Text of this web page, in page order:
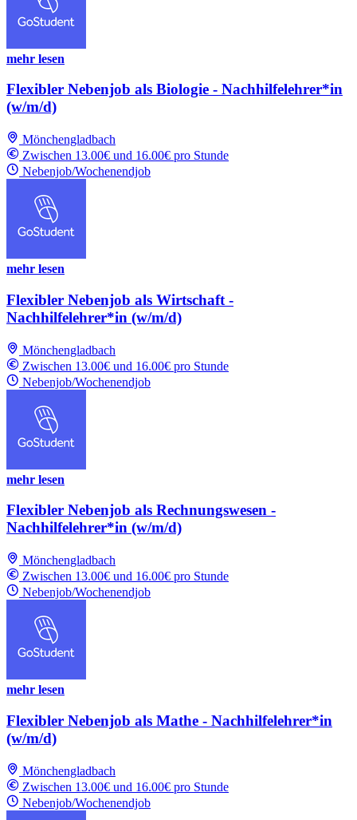
mehr lesen
Flexibler Nebenjob als Biologie - Nachhilfelehrer*in
(w/m/d)
Mönchengladbach
Zwischen 13.00€ und 16.00€ pro Stunde
Nebenjob/Wochenendjob
mehr lesen
Flexibler Nebenjob als Wirtschaft -
Nachhilfelehrer*in (w/m/d)
Mönchengladbach
Zwischen 13.00€ und 16.00€ pro Stunde
Nebenjob/Wochenendjob
mehr lesen
Flexibler Nebenjob als Rechnungswesen -
Nachhilfelehrer*in (w/m/d)
Mönchengladbach
Zwischen 13.00€ und 16.00€ pro Stunde
Nebenjob/Wochenendjob
mehr lesen
Flexibler Nebenjob als Mathe - Nachhilfelehrer*in
(w/m/d)
Mönchengladbach
Zwischen 13.00€ und 16.00€ pro Stunde
Nebenjob/Wochenendjob